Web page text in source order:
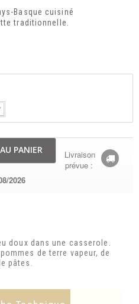
Basque cuisiné
traditionnelle.
PANIER
Livraison
prévue :
2026
doux dans une casserole.
de terre vapeur, de
pâtes.